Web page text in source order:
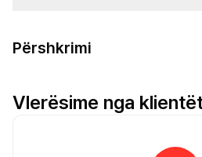
Përshkrimi
Vlerësime nga